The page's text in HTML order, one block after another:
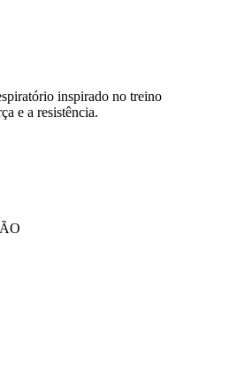
inspirado no treino
e a resistência.